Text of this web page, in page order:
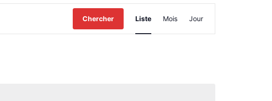
Chercher
Navigation
de
Liste Mois Jour